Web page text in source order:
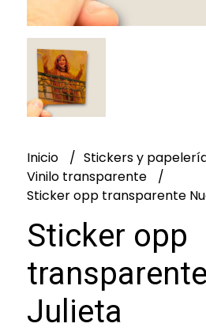
Inicio
Stickers y
Vinilo transparente
Sticker opp transparente
Sticker opp
Julieta